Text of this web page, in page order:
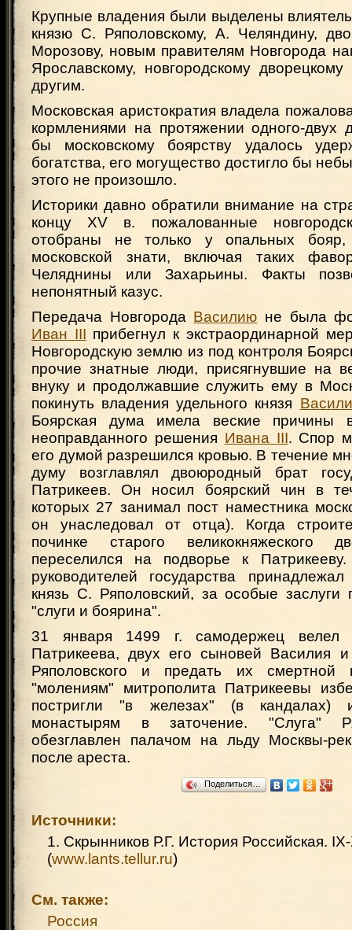
Крупные владения были выделены
князю С. Ряполовскому, А. Челяндину,
Морозову, новым правителям Новгорода
Ярославскому, новгородскому
другим.
Московская аристократия владела
кормлениями на протяжении одного-двух
бы московскому боярству удалось
богатства, его могущество достигло бы
этого не произошло.
Историки давно обратили внимание на
концу XV в. пожалованные
отобраны не только у опальных
московской знати, включая таких
Челяднины или Захарьины. Факты
непонятный казус.
Передача Новгорода Василию не была
Иван III прибегнул к экстраординарной
Новгородскую землю из под контроля
прочие знатные люди, присягнувшие на
внуку и продолжавшие служить ему в
покинуть владения удельного князя
Боярская дума имела веские причины
неоправданного решения Ивана III. Спор
его думой разрешился кровью. В течение
думу возглавлял двоюродный брат
Патрикеев. Он носил боярский чин в
которых 27 занимал пост наместника
он унаследовал от отца). Когда
починке старого великокняжеского
переселился на подворье к
руководителей государства
князь С. Ряполовский, за особые заслуги
"слуги и боярина".
31 января 1499 г. самодержец велел
Патрикеева, двух его сыновей Василия
Ряполовского и предать их смертной
"молениям" митрополита Патрикеевы
постригли "в железах" (в кандалах)
монастырям в заточение. "Слуга"
обезглавлен палачом на льду Москвы-
после ареста.
Поделиться…
Источники:
1. Скрынников Р.Г. История Российская.
(www.lants.tellur.ru)
См. также:
Россия